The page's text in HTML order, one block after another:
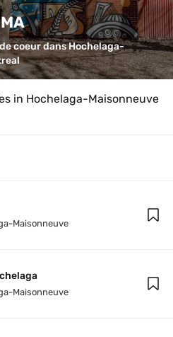
coeur dans Hochelaga-
in Hochelaga-Maisonneuve
Maisonneuve
Maisonneuve